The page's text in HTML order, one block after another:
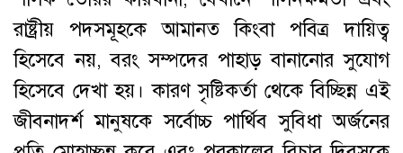
রাষ্ট্রীয় পদসমূহকে আমানত কিংবা পবিত্র দায়িত্ব
হিসেবে নয়, বরং সম্পদের পাহাড় বানানোর সুযোগ
হিসেবে দেখা হয়। কারণ সৃষ্টিকর্তা থেকে বিচ্ছিন্ন এই
জীবনাদর্শ মানুষকে সর্বোচ্চ পার্থিব সুবিধা অর্জনের